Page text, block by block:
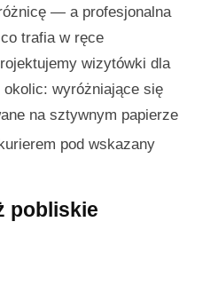
— a profesjonalna
trafia w ręce
wizytówki dla
wyróżniające się
na sztywnym papierze
pod wskazany
pobliskie